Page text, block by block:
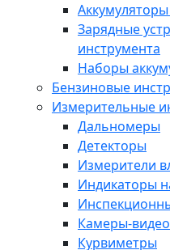
Зарядные
инструмента
Наборы
Бензиновые
Измерительные
Дальномеры
Детекторы
Измерители
Индикаторы
Камеры-
Курвиметры